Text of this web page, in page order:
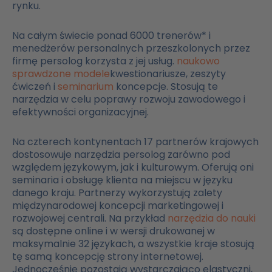
rynku.
Na całym świecie ponad 6000 trenerów* i
menedżerów personalnych przeszkolonych przez
firmę persolog korzysta z jej usług. naukowo
sprawdzone modelekwestionariusze, zeszyty
ćwiczeń i seminarium koncepcje. Stosują te
narzędzia w celu poprawy rozwoju zawodowego i
efektywności organizacyjnej.
Na czterech kontynentach 17 partnerów krajowych
dostosowuje narzędzia persolog zarówno pod
względem językowym, jak i kulturowym. Oferują oni
seminaria i obsługę klienta na miejscu w języku
danego kraju. Partnerzy wykorzystują zalety
międzynarodowej koncepcji marketingowej i
rozwojowej centrali. Na przykład narzędzia do nauki
są dostępne online i w wersji drukowanej w
maksymalnie 32 językach, a wszystkie kraje stosują
tę samą koncepcję strony internetowej.